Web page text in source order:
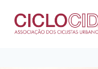
para